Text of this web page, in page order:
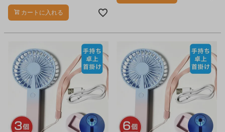
カートに入れる